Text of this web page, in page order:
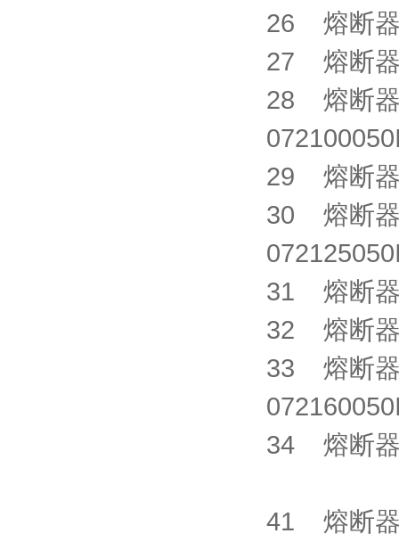
26 熔断
27 熔断
28 熔断器
29 熔断
30 熔断器
31 熔断
32 熔断
33 熔断器
34 熔断
41 熔断器